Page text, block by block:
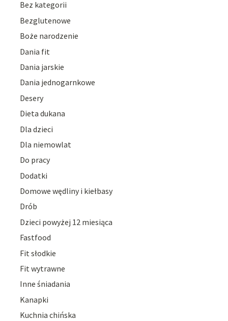
Bez kategorii
Bezglutenowe
Boże narodzenie
Dania fit
Dania jarskie
Dania jednogarnkowe
Desery
Dieta dukana
Dla dzieci
Dla niemowlat
Do pracy
Dodatki
Domowe wędliny i kiełbasy
Drób
Dzieci powyżej 12 miesiąca
Fastfood
Fit słodkie
Fit wytrawne
Inne śniadania
Kanapki
Kuchnia chińska